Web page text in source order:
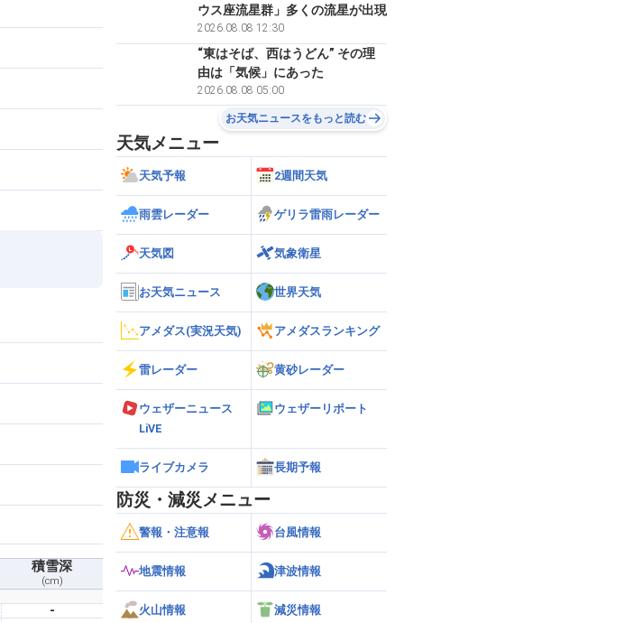
積雪深
(cm)
-
ウス座流星群」多くの流星が出現
2026.08.08 12:30
“東はそば、西はうどん” その理
由は「気候」にあった
2026.08.08 05:00
お天気ニュースをもっと読む
天気メニュー
天気予報 2週間天気
雨雲レーダー ゲリラ雷雨レーダー
天気図 気象衛星
お天気ニュース 世界天気
アメダス(実況天気) アメダスランキング
雷レーダー 黄砂レーダー
ウェザーニュース
LiVE
ウェザーリポート
ライブカメラ 長期予報
防災・減災メニュー
警報・注意報 台風情報
地震情報 津波情報
火山情報 減災情報